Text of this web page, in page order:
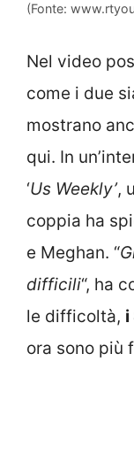
(Fonte:
Nel video
come i due
mostrano
qui. In
‘Us Weekly’,
coppia ha
e Meghan. “
difficili“, ha
le difficoltà, i
ora sono più